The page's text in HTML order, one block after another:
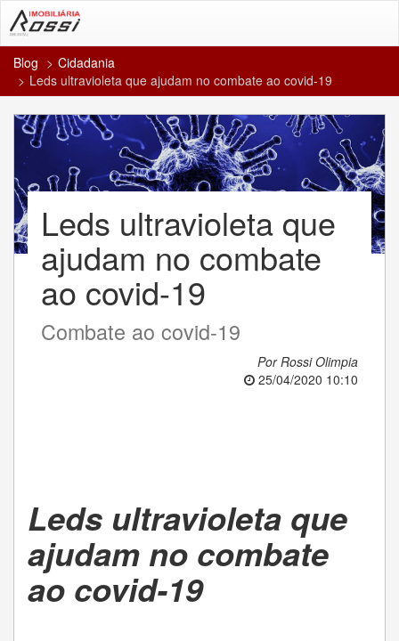
Blog
Cidadania
Leds ultravioleta que ajudam no combate ao covid-19
Leds ultravioleta que
ajudam no combate
ao covid-19
Combate ao covid-19
Por Rossi Olimpia
25/04/2020 10:10
Leds ultravioleta que
ajudam no combate
ao covid-19